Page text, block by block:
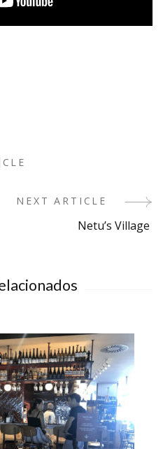
NEXT ARTICLE
Netu’s Village